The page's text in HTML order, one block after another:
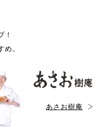
！
め。
あさお樹庵